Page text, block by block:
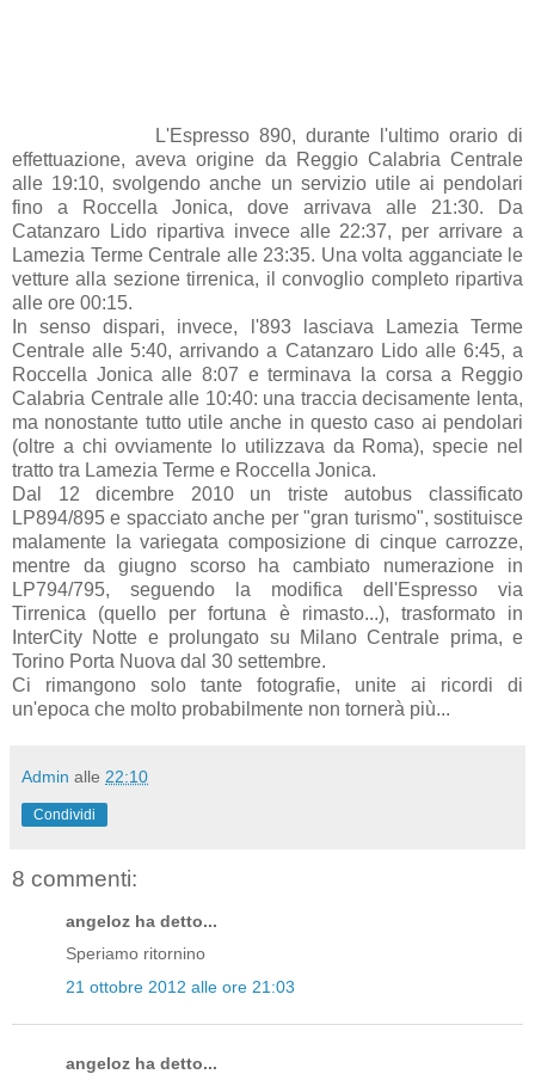
L'Espresso 890, durante l'ultimo orario di
effettuazione, aveva origine da Reggio Calabria Centrale
alle 19:10, svolgendo anche un servizio utile ai pendolari
fino a Roccella Jonica, dove arrivava alle 21:30. Da
Catanzaro Lido ripartiva invece alle 22:37, per arrivare a
Lamezia Terme Centrale alle 23:35. Una volta agganciate le
vetture alla sezione tirrenica, il convoglio completo ripartiva
alle ore 00:15.
In senso dispari, invece, l'893 lasciava Lamezia Terme
Centrale alle 5:40, arrivando a Catanzaro Lido alle 6:45, a
Roccella Jonica alle 8:07 e terminava la corsa a Reggio
Calabria Centrale alle 10:40: una traccia decisamente lenta,
ma nonostante tutto utile anche in questo caso ai pendolari
(oltre a chi ovviamente lo utilizzava da Roma), specie nel
tratto tra Lamezia Terme e Roccella Jonica.
Dal 12 dicembre 2010 un triste autobus classificato
LP894/895 e spacciato anche per "gran turismo", sostituisce
malamente la variegata composizione di cinque carrozze,
mentre da giugno scorso ha cambiato numerazione in
LP794/795, seguendo la modifica dell'Espresso via
Tirrenica (quello per fortuna è rimasto...), trasformato in
InterCity Notte e prolungato su Milano Centrale prima, e
Torino Porta Nuova dal 30 settembre.
Ci rimangono solo tante fotografie, unite ai ricordi di
un'epoca che molto probabilmente non tornerà più...
Admin alle 22:10
Condividi
8 commenti:
angeloz ha detto...
Speriamo ritornino
21 ottobre 2012 alle ore 21:03
angeloz ha detto...